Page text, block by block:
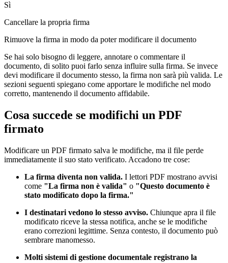
Sì
Cancellare la propria firma
Rimuove la firma in modo da poter modificare il documento
Se hai solo bisogno di leggere, annotare o commentare il
documento, di solito puoi farlo senza influire sulla firma. Se invece
devi modificare il documento stesso, la firma non sarà più valida. Le
sezioni seguenti spiegano come apportare le modifiche nel modo
corretto, mantenendo il documento affidabile.
Cosa succede se modifichi un PDF
firmato
Modificare un PDF firmato salva le modifiche, ma il file perde
immediatamente il suo stato verificato. Accadono tre cose:
La firma diventa non valida. I lettori PDF mostrano avvisi
come "La firma non è valida" o "Questo documento è
stato modificato dopo la firma."
I destinatari vedono lo stesso avviso. Chiunque apra il file
modificato riceve la stessa notifica, anche se le modifiche
erano correzioni legittime. Senza contesto, il documento può
sembrare manomesso.
Molti sistemi di gestione documentale registrano la